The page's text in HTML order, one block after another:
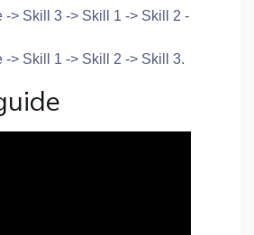
-> Skill 3 -> Skill 1 -> Skill 2 -
-> Skill 1 -> Skill 2 -> Skill 3.